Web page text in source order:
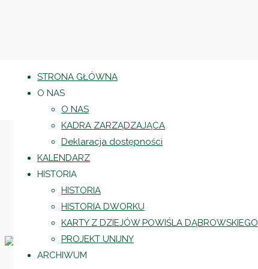
STRONA GŁÓWNA
O NAS
O NAS
KADRA ZARZĄDZAJĄCA
Deklaracja dostępności
KALENDARZ
HISTORIA
HISTORIA
HISTORIA DWORKU
KARTY Z DZIEJÓW POWIŚLA DĄBROWSKIEGO
PROJEKT UNIJNY
ARCHIWUM